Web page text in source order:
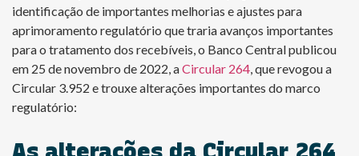
identificação de importantes melhorias e ajustes para
aprimoramento regulatório que traria avanços importantes
para o tratamento dos recebíveis, o Banco Central publicou
em 25 de novembro de 2022, aCircular 264, que revogou a
Circular 3.952 e trouxe alterações importantes do marco
regulatório: